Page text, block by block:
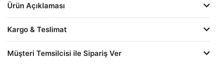
Ürün Açıklaması
Kargo & Teslimat
Müşteri Temsilcisi ile Sipariş Ver